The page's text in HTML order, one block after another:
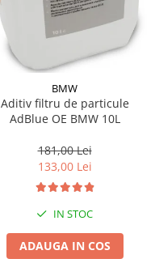
BMW
Aditiv filtru de particule
AdBlue OE BMW 10L
181,00 Lei
133,00 Lei
IN STOC
ADAUGA IN COS